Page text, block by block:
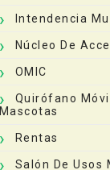
Intendencia
Núcleo De
OMIC
Quirófano
Mascotas
Rentas
Salón De Usos